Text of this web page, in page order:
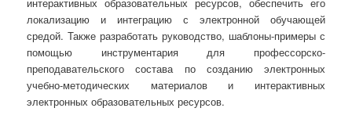
локализацию и интеграцию с электронной обучающей
средой. Также разработать руководство, шаблоны-примеры с
помощью инструментария для профессорско-
преподавательского состава по созданию электронных
учебно-методических материалов и интерактивных
электронных образовательных ресурсов.